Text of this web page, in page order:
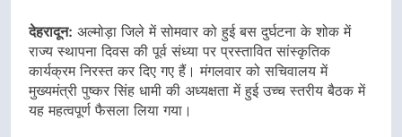
देहरादून: अल्मोड़ा जिले में सोमवार को हुई बस दुर्घटना के शोक में
राज्य स्थापना दिवस की पूर्व संध्या पर प्रस्तावित सांस्कृतिक
कार्यक्रम निरस्त कर दिए गए हैं। मंगलवार को सचिवालय में
मुख्यमंत्री पुष्कर सिंह धामी की अध्यक्षता में हुई उच्च स्तरीय बैठक में
यह महत्वपूर्ण फैसला लिया गया।